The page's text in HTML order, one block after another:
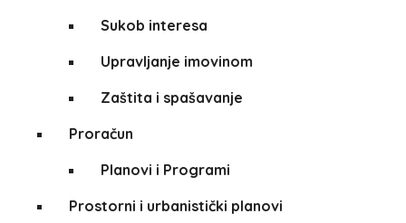
Sukob interesa
Upravljanje imovinom
Zaštita i spašavanje
Proračun
Planovi i Programi
Prostorni i urbanistički planovi